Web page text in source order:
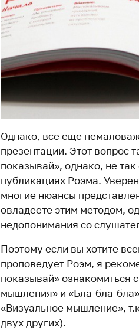
Однако, все еще
презентации. Этот вопрос
показывай», однако, не
публикациях Роэма.
многие нюансы
овладеете этим методом,
недопонимания со
Поэтому если вы хотите
проповедует Роэм, я
показывай» ознакомиться
мышления» и «Бла-бла-
«Визуальное мышление»,
двух других).